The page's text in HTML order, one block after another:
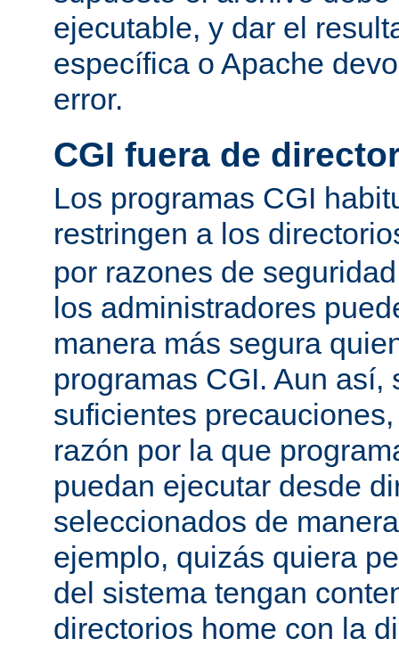
ejecutable, y dar el
específica o Apache
error.
CGI fuera de
Los programas CGI
restringen a los
por razones de
los administradores
manera más segura
programas CGI. Aun así,
suficientes
razón por la que
puedan ejecutar desde
seleccionados de
ejemplo, quizás quiera
del sistema tengan
directorios home con la